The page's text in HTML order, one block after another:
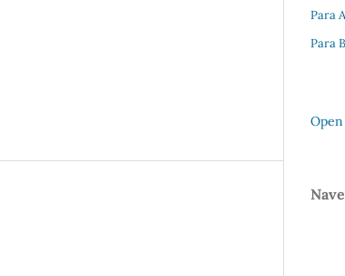
Para
Para